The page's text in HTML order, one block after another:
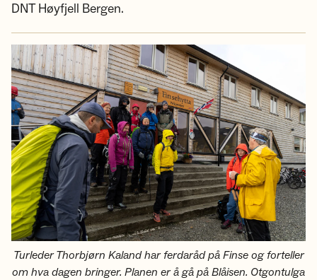
DNT Høyfjell Bergen.
Turleder Thorbjørn Kaland har ferdaråd på Finse og forteller
om hva dagen bringer. Planen er å gå på Blåisen. Otgontulga